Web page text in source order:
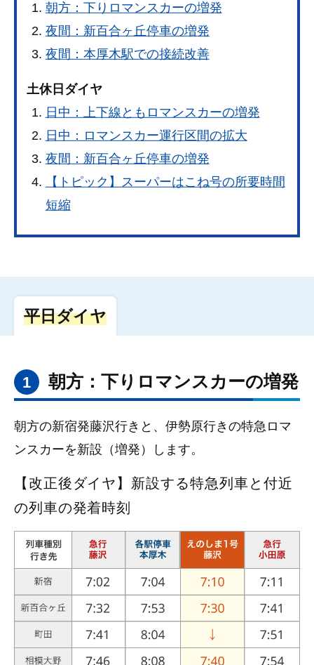
朝方：下りロマンスカーの増発
夜間：新百合ヶ丘停車の増発
夜間：本厚木駅での接続改善
土休日ダイヤ
日中：上下線ともロマンスカーの増発
日中：ロマンスカー運行区間の拡大
夜間：新百合ヶ丘停車の増発
【トピック】スーパーはこね号の所要時間
短縮
平日ダイヤ
1 朝方：下りロマンスカーの増発
朝方の新宿発藤沢行きと、伊勢原行きの特急ロマ
ンスカーを新設（増発）します。
【改正後ダイヤ】新設する特急列車と付近
の列車の発着時刻